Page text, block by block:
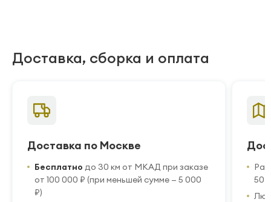
Доставка, сборка и оплата
Доставка по Москве
Бесплатно до 30 км от МКАД при заказе
от 100 000 ₽ (при меньшей сумме — 5 000
₽)
50